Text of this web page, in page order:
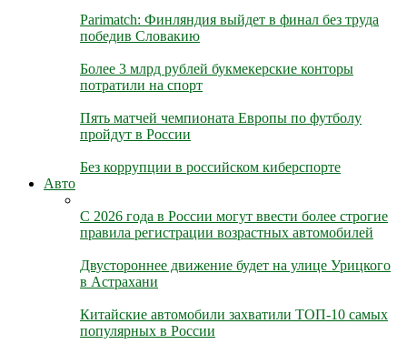
Parimatch: Финляндия выйдет в финал без труда
победив Словакию
Более 3 млрд рублей букмекерские конторы
потратили на спорт
Пять матчей чемпионата Европы по футболу
пройдут в России
Без коррупции в российском киберспорте
Авто
С 2026 года в России могут ввести более строгие
правила регистрации возрастных автомобилей
Двустороннее движение будет на улице Урицкого
в Астрахани
Китайские автомобили захватили ТОП-10 самых
популярных в России